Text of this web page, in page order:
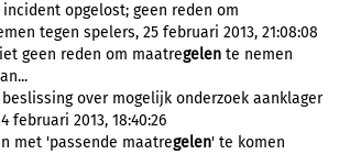
incident opgelost; geen reden om
tegen spelers, 25 februari 2013, 21:08:08
geen reden om maatregelen te nemen
over mogelijk onderzoek aanklager
februari 2013, 18:40:26
met 'passende maatregelen' te komen